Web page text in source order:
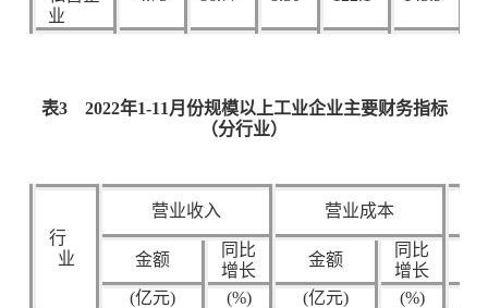
业
表3 2022年1-11 月份规模以上工业企业主要财务指标
（分行业）
行
业
营业收入 营业成本
金额
同比
增长
金额
同比
增长
(亿元) (%) (亿元) (%)